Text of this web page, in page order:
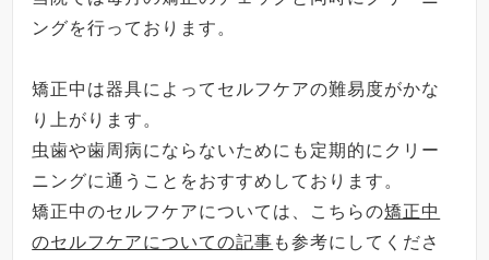
ングを行っております。
矯正中は器具によってセルフケアの難易度がかな
り上がります。
虫歯や歯周病にならないためにも定期的にクリー
ニングに通うことをおすすめしております。
矯正中のセルフケアについては、こちらの矯正中
のセルフケアについての記事 も参考にしてくださ